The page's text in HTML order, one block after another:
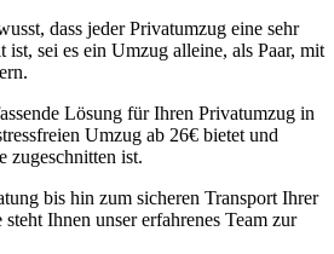
dass jeder Privatumzug eine sehr
sei es ein Umzug alleine, als Paar, mit
Lösung für Ihren Privatumzug in
Umzug ab 26€ bietet und
zugeschnitten ist.
bis hin zum sicheren Transport Ihrer
Ihnen unser erfahrenes Team zur